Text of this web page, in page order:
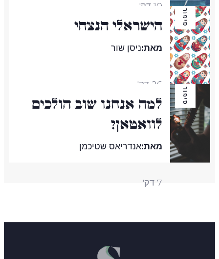
10 דק'
סיפור הישראלי הנצחי
מאת:ניסן שור
26 דק'
סיפור
למה אנחנו שוב הולכים
לוואטאן?
מאת:אנדריאס שטיכמן
7 דק'